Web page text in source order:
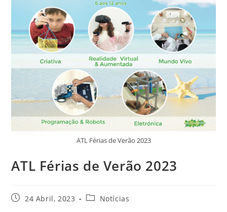
ATL Férias de Verão 2023
ATL Férias de Verão 2023
24 Abril, 2023 Notícias